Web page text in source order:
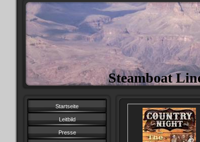
Steamboat
Startseite
Leitbild
Presse